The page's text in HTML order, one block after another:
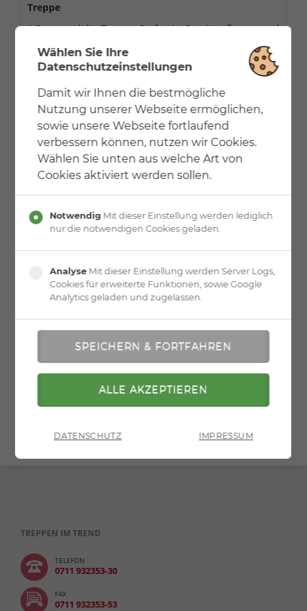
Treppe
1/2 gewendelte Treppe. Stufen in Granit geflammt und
gebürstet GRAPHITBLACK (Nero Angola)Tragbolzen in
Edelstahl geschliffen.
Edelstahl Relinggeländer nicht kindersicher. Rundrohr
Handlauf und Pfosten. Knieleisten Rundstahl.
TREPPEN IM TREND
TELEFON
0711 932353-30
FAX
0711 932353-53
Wählen Sie Ihre
Datenschutzeinstellungen
Damit wir Ihnen die bestmögliche
Nutzung unserer Webseite ermöglichen,
sowie unsere Webseite fortlaufend
verbessern können, nutzen wir Cookies.
Wählen Sie unten aus welche Art von
Cookies aktiviert werden sollen.
Notwendig Mit dieser Einstellung werden lediglich
nur die notwendigen Cookies geladen.
Analyse Mit dieser Einstellung werden Server Logs,
Cookies für erweiterte Funktionen, sowie Google
Analytics geladen und zugelassen.
DATENSCHUTZ IMPRESSUM